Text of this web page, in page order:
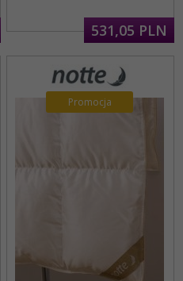
531,05 PLN
Promocja